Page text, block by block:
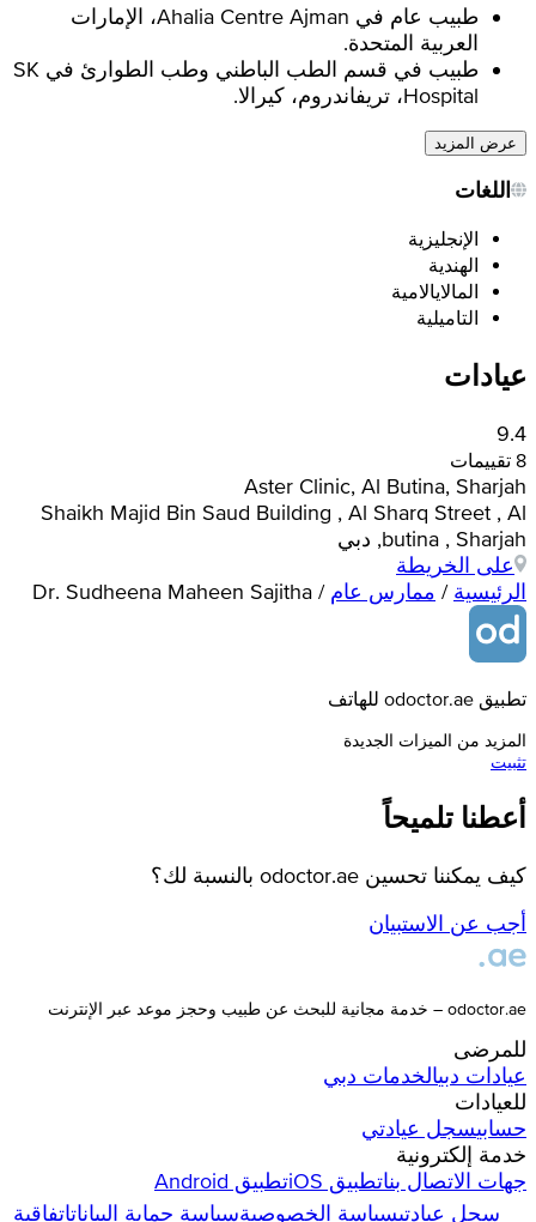
طبيب عام في Ahalia Centre Ajman، الإمارات
العربية المتحدة.
طبيب في قسم الطب الباطني وطب الطوارئ في SK
Hospital، تريفاندروم، كيرالا.
عرض المزيد
اللغات
الإنجليزية
الهندية
المالايالامية
التاميلية
عيادات
9.4
8 تقييمات
Aster Clinic, Al Butina, Sharjah
Shaikh Majid Bin Saud Building , Al Sharq Street , Al
butina , Sharjah, دبي
على الخريطة
الرئيسية / ممارس عام /
Dr. Sudheena Maheen Sajitha
تطبيق odoctor.ae للهاتف
المزيد من الميزات الجديدة
تثبيت
أعطنا تلميحاً
كيف يمكننا تحسين odoctor.ae بالنسبة لك؟
أجب عن الاستبيان
odoctor.ae – خدمة مجانية للبحث عن طبيب وحجز موعد عبر الإنترنت
للمرضى
عيادات دبيالخدمات دبي
للعيادات
حسابيسجل عيادتي
خدمة إلكترونية
جهات الاتصال بناتطبيق iOS
تطبيق Android
سجل عيادتيسياسة الخصوصيةسياسة حماية البياناتاتفاقية